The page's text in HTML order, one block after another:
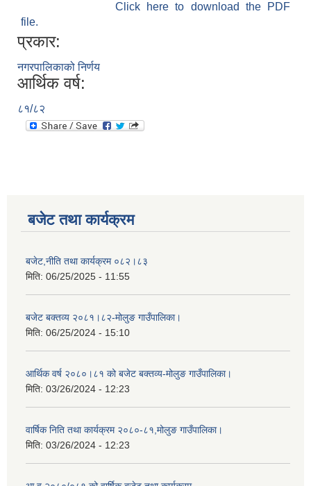
Click here to download the PDF
file.
प्रकार:
नगरपालिकाको निर्णय
आर्थिक वर्ष:
८१/८२
बजेट तथा कार्यक्रम
बजेट,नीति तथा कार्यक्रम ०८२।८३
मिति: 06/25/2025 - 11:55
बजेट बक्तव्य २०८१।८२-मोलुङ गाउँपालिका।
मिति: 06/25/2024 - 15:10
आर्थिक वर्ष २०८०।८१ को बजेट बक्तव्य-मोलुङ गाउँपालिका।
मिति: 03/26/2024 - 12:23
वार्षिक निति तथा कार्यक्रम २०८०-८१,मोलुङ गाउँपालिका।
मिति: 03/26/2024 - 12:23